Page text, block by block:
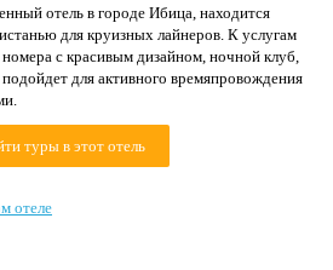
отель в городе Ибица, находится
для круизных лайнеров. К услугам
с красивым дизайном, ночной клуб,
для активного времяпровождения
туры в этот отель
отеле